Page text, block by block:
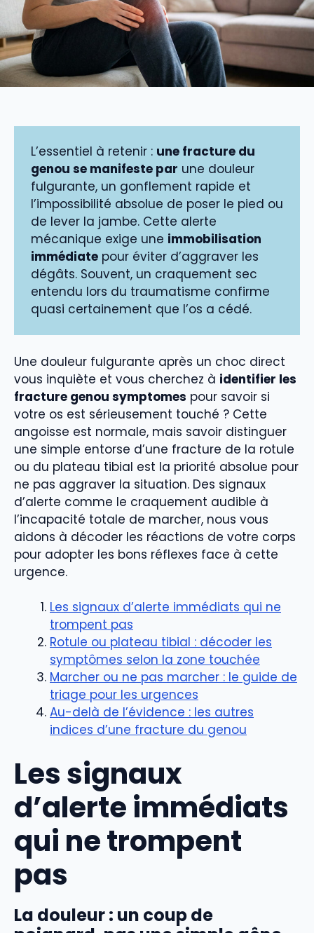
L’essentiel à retenir : une fracture du
genou se manifeste par une douleur
fulgurante, un gonflement rapide et
l’impossibilité absolue de poser le pied ou
de lever la jambe. Cette alerte
mécanique exige une immobilisation
immédiate pour éviter d’aggraver les
dégâts. Souvent, un craquement sec
entendu lors du traumatisme confirme
quasi certainement que l’os a cédé.
Une douleur fulgurante après un choc direct
vous inquiète et vous cherchez à identifier les
fracture genou symptomes pour savoir si
votre os est sérieusement touché ? Cette
angoisse est normale, mais savoir distinguer
une simple entorse d’une fracture de la rotule
ou du plateau tibial est la priorité absolue pour
ne pas aggraver la situation. Des signaux
d’alerte comme le craquement audible à
l’incapacité totale de marcher, nous vous
aidons à décoder les réactions de votre corps
pour adopter les bons réflexes face à cette
urgence.
Les signaux d’alerte immédiats qui ne
trompent pas
Rotule ou plateau tibial : décoder les
symptômes selon la zone touchée
Marcher ou ne pas marcher : le guide de
triage pour les urgences
Au-delà de l’évidence : les autres
indices d’une fracture du genou
Les signaux
d’alerte immédiats
qui ne trompent
pas
La douleur : un coup de